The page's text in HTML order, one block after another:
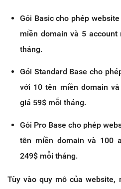
Gói Basic cho phép
miền domain và 5
tháng.
Gói Standard Base cho
với 10 tên miền domain
giá 59$ mỗi tháng.
Gói Pro Base cho phép
tên miền domain và 100
249$ mỗi tháng.
Tùy vào quy mô của website,